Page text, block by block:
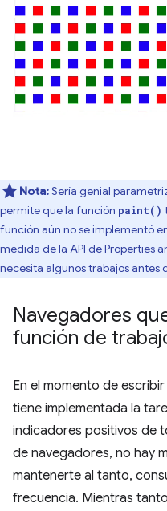
Nota:Sería genial
permite que la función paint()
función aún no se implementó
medida de la API de Properties
necesita algunos trabajos antes
Navegadores
función de
En el momento de
tiene implementada la
indicadores positivos de
de navegadores, no hay
mantenerte al tanto,
frecuencia. Mientras